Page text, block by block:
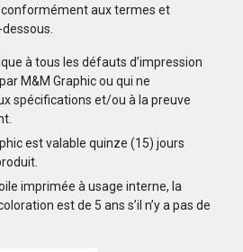
conformément aux termes et
à tous les défauts d’impression
M&M Graphic ou qui ne
spécifications et/ou à la preuve
est valable quinze (15) jours
imprimée à usage interne, la
est de 5 ans s’il n’y a pas de